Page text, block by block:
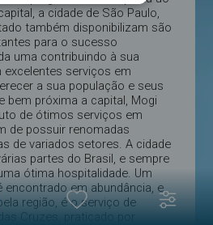
a cidade de São Paulo,
também disponibilizam são
para o sucesso
uma contribuindo à sua
excelentes serviços em
a sua população e seus
bem próxima a capital, Mogi
de ótimos serviços em
de possuir renomadas
de variados setores. A cidade
partes do Brasil, e sempre
ótima hospitalidade. Um
encontrado em abundância, e
região, é o serviço de
Cruzes, praticado por